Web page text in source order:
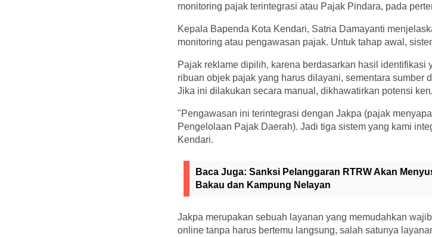
monitoring pajak terintegrasi atau Pajak Pindara, pada
Kepala Bapenda Kota Kendari, Satria Damayanti
monitoring atau pengawasan pajak. Untuk tahap awal,
Pajak reklame dipilih, karena berdasarkan hasil identifikasi
ribuan objek pajak yang harus dilayani, sementara sumber
Jika ini dilakukan secara manual, dikhawatirkan potensi
"Pengawasan ini terintegrasi dengan Jakpa (pajak
Pengelolaan Pajak Daerah). Jadi tiga sistem yang kami
Kendari.
Baca Juga: Sanksi Pelanggaran RTRW Akan
Bakau dan Kampung Nelayan
Jakpa merupakan sebuah layanan yang memudahkan
online tanpa harus bertemu langsung, salah satunya